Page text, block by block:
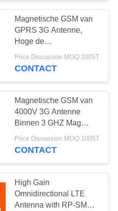
Magnetische GSM van
GPRS 3G Antenne,
Hoge de
Aanwinstenantenne van
5DBI voor
Price Discussion MOQ:100ST
CONTACT
Magnetische GSM van
4000V 3G Antenne
Binnen 3 GHZ Mag
zetten RG174-
Schakelaar op
Price Discussion MOQ:100ST
CONTACT
High Gain
Omnidirectional LTE
Antenna with RP-SMA